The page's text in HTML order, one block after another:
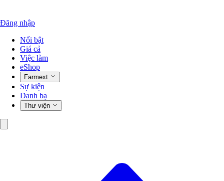
Đăng nhập
Nổi bật
Giá cả
Việc làm
eShop
Farmext
Sự kiện
Danh bạ
Thư viện